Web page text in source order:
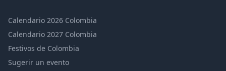
Calendario 2026 Colombia
Calendario 2027 Colombia
Festivos de Colombia
Sugerir un evento